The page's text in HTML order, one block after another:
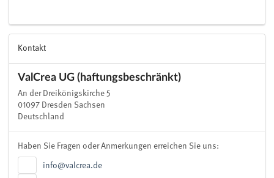
Kontakt
ValCrea UG (haftungsbeschränkt)
An der Dreikönigskirche 5
01097 Dresden Sachsen
Deutschland
Haben Sie Fragen oder Anmerkungen erreichen Sie uns:
info@valcrea.de